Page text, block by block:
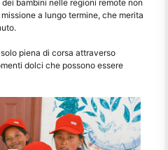
bambini nelle regioni remote non
a lungo termine, che merita
piena di corsa attraverso
dolci che possono essere